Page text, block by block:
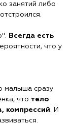
занятий либо
Всегда есть
что у
малыша сразу
что тело
компрессий. И